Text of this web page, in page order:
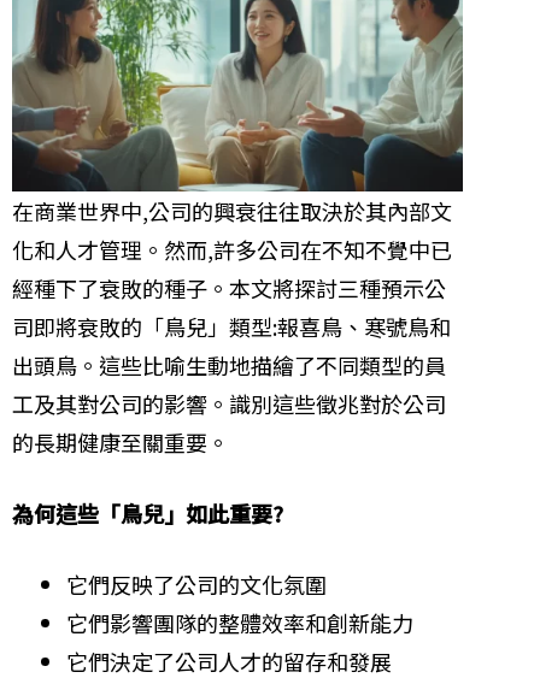
在商業世界中,公司的興衰往往取決於其內部文
化和人才管理。然而,許多公司在不知不覺中已
經種下了衰敗的種子。本文將探討三種預示公
司即將衰敗的「鳥兒」類型:報喜鳥、寒號鳥和
出頭鳥。這些比喻生動地描繪了不同類型的員
工及其對公司的影響。識別這些徵兆對於公司
的長期健康至關重要。
為何這些「鳥兒」如此重要?
它們反映了公司的文化氛圍
它們影響團隊的整體效率和創新能力
它們決定了公司人才的留存和發展